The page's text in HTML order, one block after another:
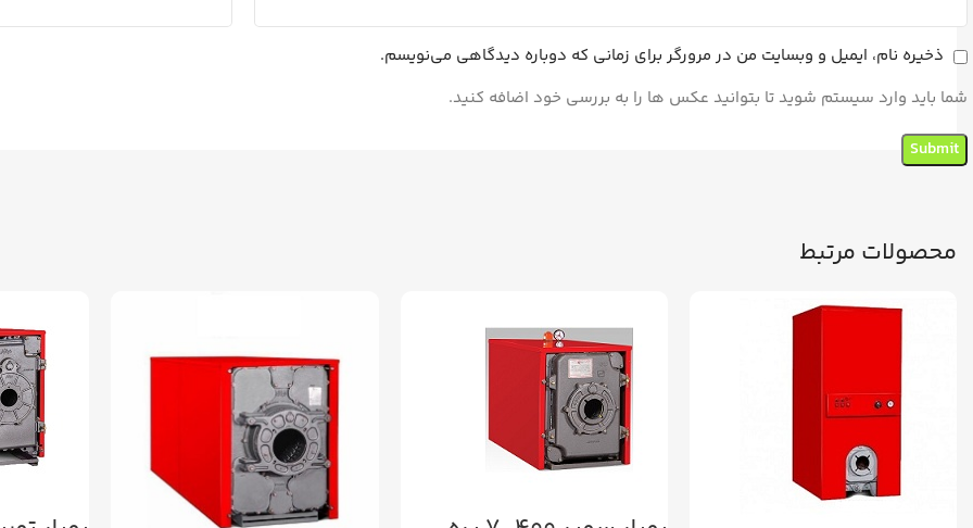
ذخیره نام، ایمیل و وبسایت من در مرورگر برای زمانی که دوباره دیدگاهی می‌نویسم.
شما باید وارد سیستم شوید تا بتوانید عکس ها را به بررسی خود اضافه کنید.
محصولات مرتبط